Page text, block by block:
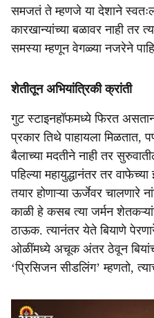
समजतं ते म्हणजे या देशाने
कारखान्यांच्या बळावर नाही तर
समस्या म्हणून वेगळ्या नजरेने
शेतीतून अभियांत्रिकी क्रांती
गुट स्टाइनहॉफमध्ये फिरत
प्रकार तिथे पाहायला मिळतात,
बैलाच्या मदतीने नाही तर
पहिल्या महायुद्धानंतर तर
तयार होणाऱ्या ऊर्जेवर चालणारे
काळी हे कसब त्या जर्मन
ठाऊक. त्यानंतर येते बियाणे
ओळींमध्ये अचूक अंतर ठेवून
‘प्रिसिजन सीडलिंग’ म्हणतो,